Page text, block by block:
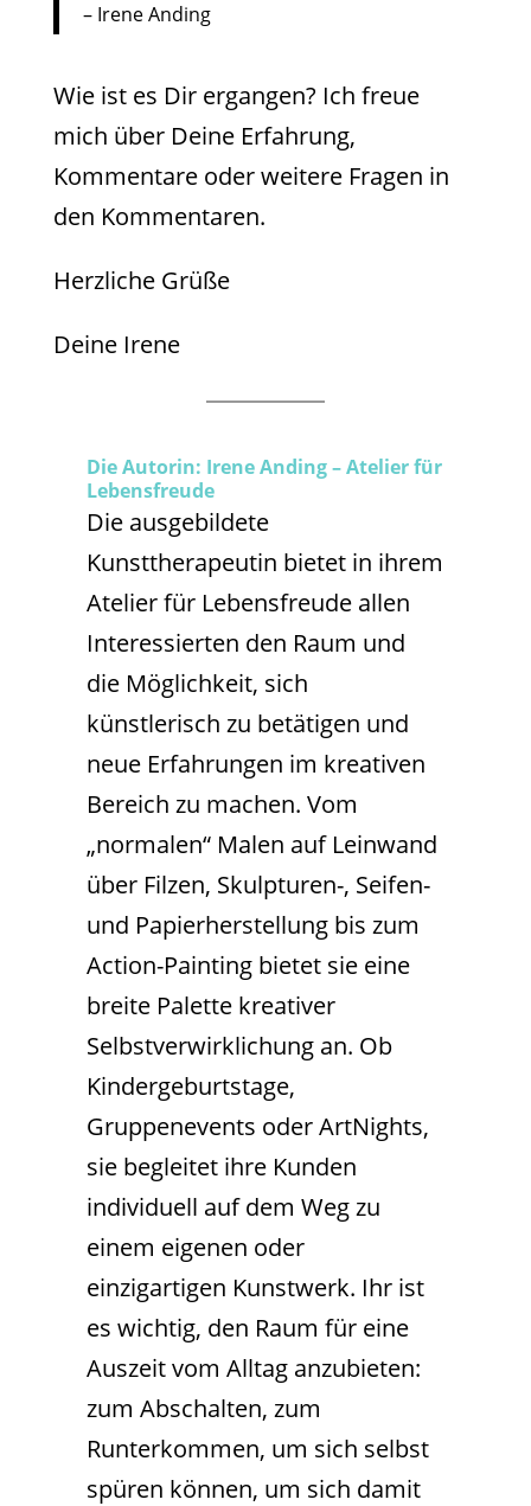
– Irene Anding
Wie ist es Dir ergangen? Ich freue
mich über Deine Erfahrung,
Kommentare oder weitere Fragen in
den Kommentaren.
Herzliche Grüße
Deine Irene
Die Autorin: Irene Anding – Atelier für
Lebensfreude
Die ausgebildete
Kunsttherapeutin bietet in ihrem
Atelier für Lebensfreude allen
Interessierten den Raum und
die Möglichkeit, sich
künstlerisch zu betätigen und
neue Erfahrungen im kreativen
Bereich zu machen. Vom
„normalen“ Malen auf Leinwand
über Filzen, Skulpturen-, Seifen-
und Papierherstellung bis zum
Action-Painting bietet sie eine
breite Palette kreativer
Selbstverwirklichung an. Ob
Kindergeburtstage,
Gruppenevents oder ArtNights,
sie begleitet ihre Kunden
individuell auf dem Weg zu
einem eigenen oder
einzigartigen Kunstwerk. Ihr ist
es wichtig, den Raum für eine
Auszeit vom Alltag anzubieten:
zum Abschalten, zum
Runterkommen, um sich selbst
spüren können, um sich damit